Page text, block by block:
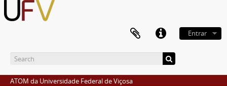
Entrar
ATOM da Universidade Federal de Viçosa